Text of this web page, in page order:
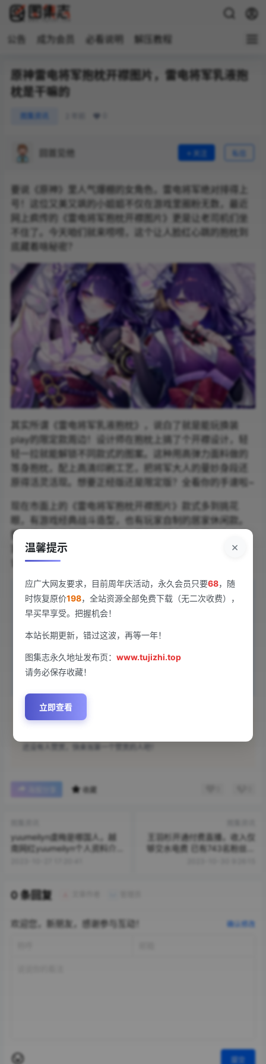
成为会员 必看说明 解压教程
原神雷电将军抱枕开襟图片，雷电将军乳液抱
枕是干嘛的
回首见他
要说《原神》里人气爆棚的女角色，雷电将军绝对排得上
号！这位又美又飒的小姐姐不仅在游戏里圈粉无数，最近
网上疯传的《雷电将军抱枕开襟图片》更是让老司机们坐
不住了。今天咱们就来唠唠，这个让人脸红心跳的抱枕到
底藏着啥秘密？
其实所谓《雷电将军乳液抱枕》，说白了就是能玩换装
play的限定款周边！设计师在抱枕上搞了个开襟设计，轻
轻一拉就能解锁不同款式的图案。这种用高弹力面料做的
等身抱枕，配上高清印刷工艺，把将军大人的曼妙身段还
原得活灵活现。想要正经版还是限定版？全看你的手速啦~
现在市面上的《雷电将军抱枕开襟图片》款式多到挑花
眼，有游戏经典战斗造型，也有玩家自制的居家休闲款。
据说还有能根据温度变图案的黑科技版本，这届二次元玩
家的脑洞真是突破天际！不过要提醒大家，入手这类周边
记得认准正版授权哦~
限时福利：永久会员仅需￥68，点击 成为会员，名额
有限，手慢无，且用且珍惜~
声明：本站所有文章，如无特殊说明或标注，均为本站原创发布。
任何个人或组织，在未征得本站同意时，禁止复制、盗用、采集、
发布本站内容到任何网站、书籍等各类媒体平台。如若本站内容侵
犯了原著者的合法权益，可联系我们进行处理。
点点赞赏，手留余香
收藏
yuumeilyn虞梅是哪国人，越
南网红yuumeilyn个人资料介
王羽杉开通付费直播，收入仅
够交水电费 已有743名粉丝加
0 条回复
欢迎您，新朋友，感谢参与互动！ 确认修改
提交
×
温馨提示
应广大网友要求，目前周年庆活动，永久会员只要68，随
时恢复原价198，全站资源全部免费下载（无二次收费），
早买早享受。把握机会！
本站长期更新，错过这波，再等一年！
图集志永久地址发布页：www.tujizhi.top
请务必保存收藏！
立即查看